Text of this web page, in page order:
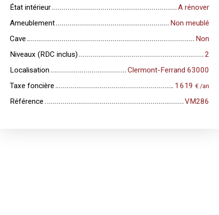
État intérieur
A rénover
Ameublement
Non meublé
Cave
Non
Niveaux (RDC inclus)
2
Localisation
Clermont-Ferrand 63000
Taxe foncière
1 619 € /an
Référence VM286